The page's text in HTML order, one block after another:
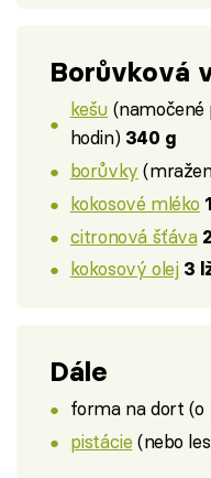
Borůvková
kešu (namočené
hodin) 340 g
borůvky
kokosové mléko
citronová šťáva
kokosový olej 3
Dále
forma na dort
pistácie (nebo